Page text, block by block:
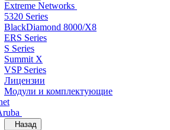
Extreme Networks
5320 Series
BlackDiamond 8000/X8
ERS Series
S Series
Summit X
VSP Series
Лицензии
Модули и комплектующие
Назад